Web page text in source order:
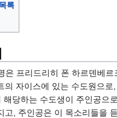
록
은 프리드리히 폰 하르덴베
의 자이스에 있는 수도원으로
해당하는 수도생이 주인공으
고, 주인공은 이 목소리들을